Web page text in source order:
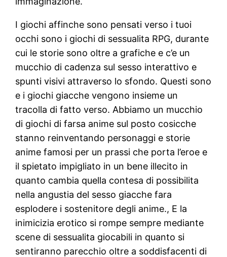
I giochi affinche sono pensati verso i tuoi
occhi sono i giochi di sessualita RPG, durante
cui le storie sono oltre a grafiche e c’e un
mucchio di cadenza sul sesso interattivo e
spunti visivi attraverso lo sfondo. Questi sono
e i giochi giacche vengono insieme un
tracolla di fatto verso. Abbiamo un mucchio
di giochi di farsa anime sul posto cosicche
stanno reinventando personaggi e storie
anime famosi per un prassi che porta l’eroe e
il spietato impigliato in un bene illecito in
quanto cambia quella contesa di possibilita
nella angustia del sesso giacche fara
esplodere i sostenitore degli anime., E la
inimicizia erotico si rompe sempre mediante
scene di sessualita giocabili in quanto si
sentiranno parecchio oltre a soddisfacenti di